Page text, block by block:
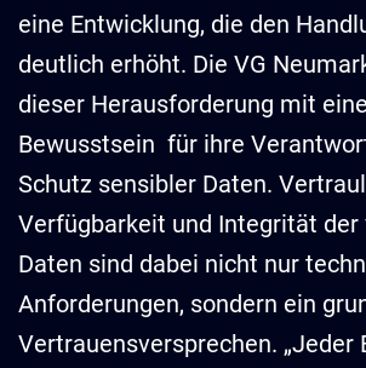
eine Entwicklung, die den
deutlich erhöht. Die VG
dieser Herausforderung mit
Bewusstsein für ihre
Schutz sensibler Daten.
Verfügbarkeit und Integrität
Daten sind dabei nicht nur
Anforderungen, sondern ein
Vertrauensversprechen. „Jeder